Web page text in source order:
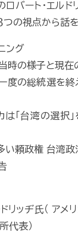
バート・エルド
つの視点から話
ング
の様子と現在
の総統選を終
「台湾の選択」
頼政権 台湾政
ドリッヂ氏（ ア
代表）